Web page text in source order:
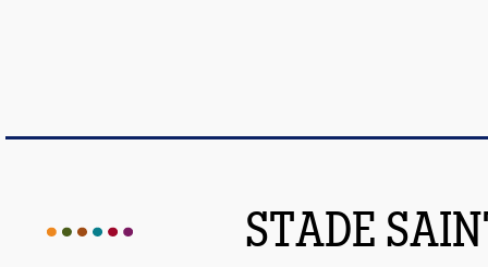
STADE